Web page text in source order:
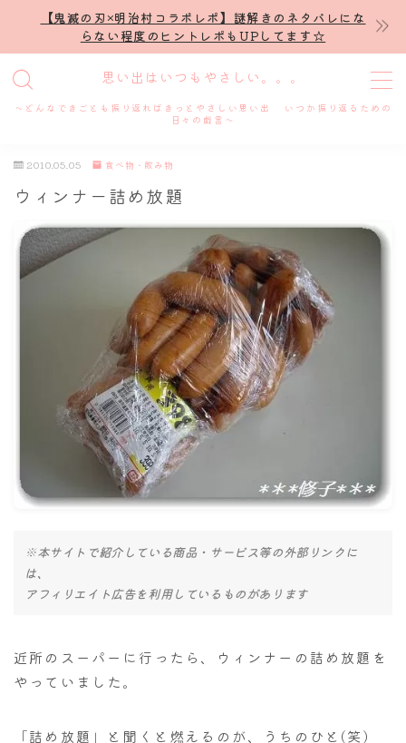
【鬼滅の刃×明治村コラボレポ】謎解きのネタバレにな
らない程度のヒントレポもUPしてます☆
思い出はいつもやさしい。。。
～どんなできごとも振り返ればきっとやさしい思い出 いつか振り返るための
日々の戯言～
MENU
プロフィール
謎解き
ホテル滞在記
ナナちゃん人形
2010.05.05 食べ物・飲み物
ウィンナー詰め放題
※本サイトで紹介している商品・サービス等の外部リンクに
は、
アフィリエイト広告を利用しているものがあります
近所のスーパーに行ったら、ウィンナーの詰め放題を
やっていました。
「詰め放題」と聞くと燃えるのが、うちのひと(笑)